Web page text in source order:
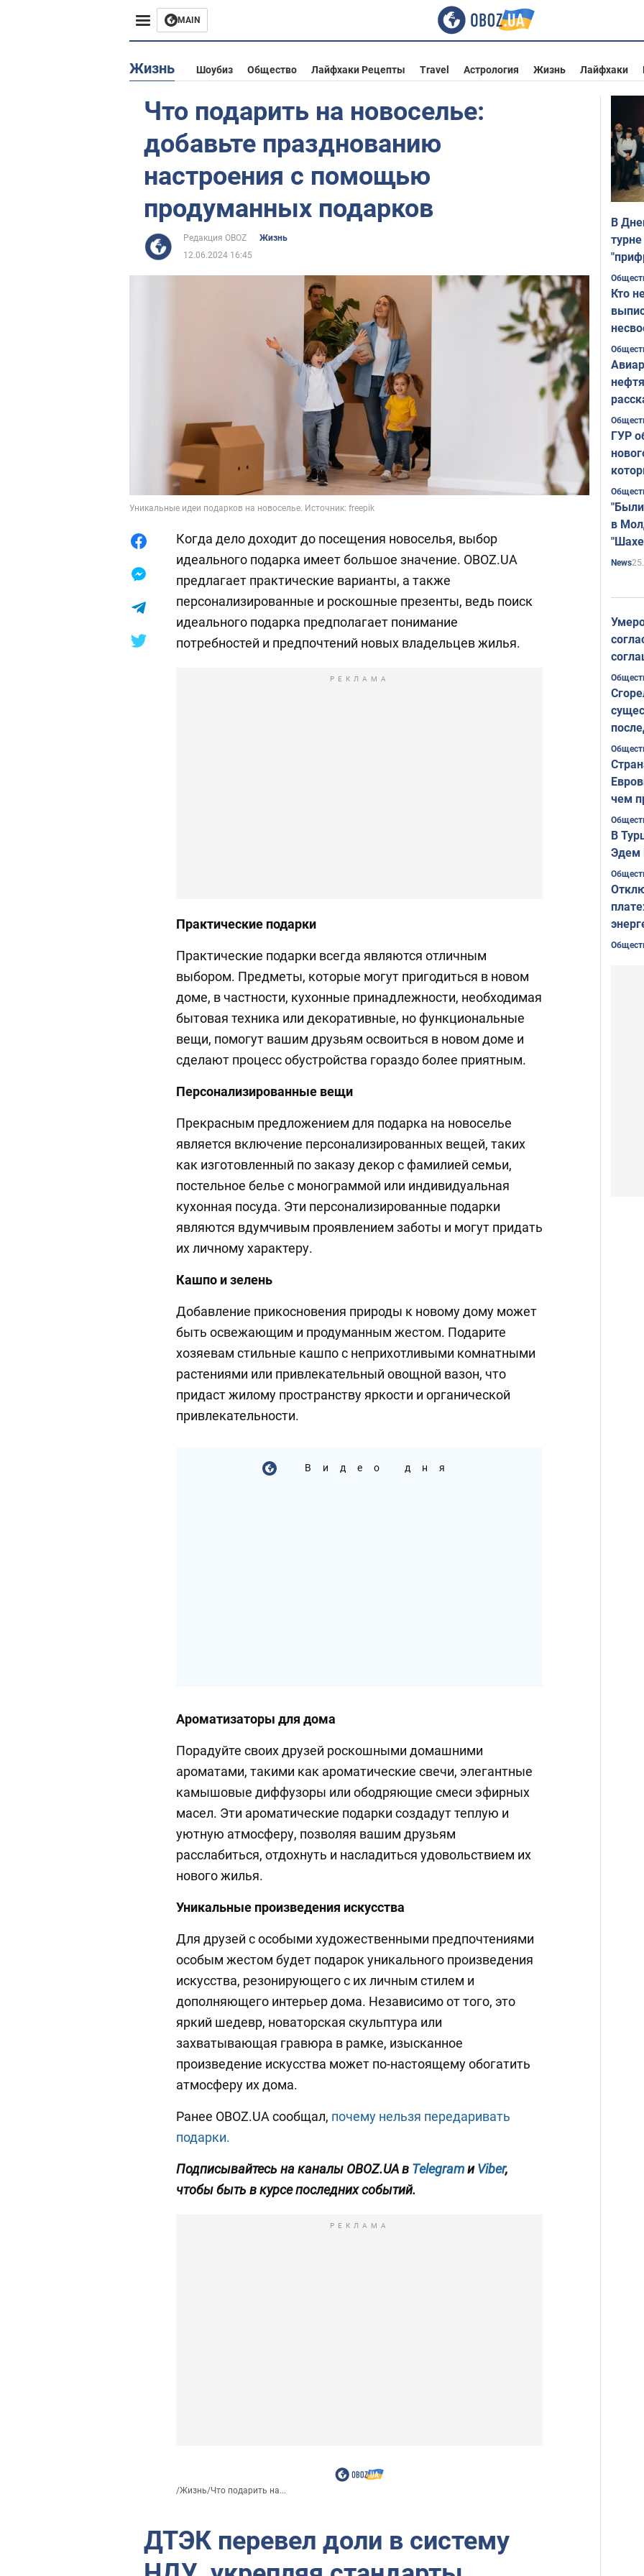
MAIN
Жизнь
Лайфхаки
Жизнь Шоубиз Общество Лайфхаки Рецепты Travel Астрология Жизнь Лайфхаки
Что подарить на новоселье:
добавьте празднованию
настроения с помощью
продуманных подарков
Редакция OBOZ
Жизнь
12.06.2024 16:45
Уникальные идеи подарков на новоселье. Источник: freepik
Когда дело доходит до посещения новоселья, выбор
идеального подарка имеет большое значение. OBOZ.UA
предлагает практические варианты, а также
персонализированные и роскошные презенты, ведь поиск
идеального подарка предполагает понимание
потребностей и предпочтений новых владельцев жилья.
РЕКЛАМА
Практические подарки
Практические подарки всегда являются отличным
выбором. Предметы, которые могут пригодиться в новом
доме, в частности, кухонные принадлежности, необходимая
бытовая техника или декоративные, но функциональные
вещи, помогут вашим друзьям освоиться в новом доме и
сделают процесс обустройства гораздо более приятным.
Персонализированные вещи
Прекрасным предложением для подарка на новоселье
является включение персонализированных вещей, таких
как изготовленный по заказу декор с фамилией семьи,
постельное белье с монограммой или индивидуальная
кухонная посуда. Эти персонализированные подарки
являются вдумчивым проявлением заботы и могут придать
их личному характеру.
Кашпо и зелень
Добавление прикосновения природы к новому дому может
быть освежающим и продуманным жестом. Подарите
хозяевам стильные кашпо с неприхотливыми комнатными
растениями или привлекательный овощной вазон, что
придаст жилому пространству яркости и органической
привлекательности.
Видео дня
Ароматизаторы для дома
Порадуйте своих друзей роскошными домашними
ароматами, такими как ароматические свечи, элегантные
камышовые диффузоры или ободряющие смеси эфирных
масел. Эти ароматические подарки создадут теплую и
уютную атмосферу, позволяя вашим друзьям
расслабиться, отдохнуть и насладиться удовольствием их
нового жилья.
Уникальные произведения искусства
Для друзей с особыми художественными предпочтениями
особым жестом будет подарок уникального произведения
искусства, резонирующего с их личным стилем и
дополняющего интерьер дома. Независимо от того, это
яркий шедевр, новаторская скульптура или
захватывающая гравюра в рамке, изысканное
произведение искусства может по-настоящему обогатить
атмосферу их дома.
Ранее OBOZ.UA сообщал, почему нельзя передаривать
подарки.
Подписывайтесь на каналы OBOZ.UA в TelegramиViber,
чтобы быть в курсе последних событий.
РЕКЛАМА
/Жизнь/Что подарить на...
ДТЭК перевел доли в систему
В
Кто
ГУР
в
News
чем
В
Эдем